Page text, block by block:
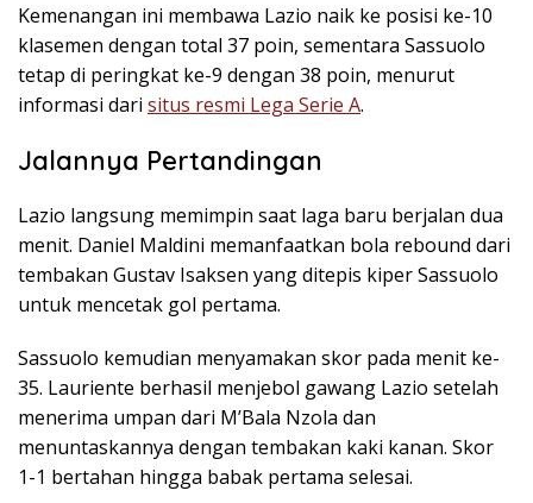
Kemenangan ini membawa Lazio naik ke posisi ke-10
klasemen dengan total 37 poin, sementara Sassuolo
tetap di peringkat ke-9 dengan 38 poin, menurut
informasi dari situs resmi Lega Serie A.
Jalannya Pertandingan
Lazio langsung memimpin saat laga baru berjalan dua
menit. Daniel Maldini memanfaatkan bola rebound dari
tembakan Gustav Isaksen yang ditepis kiper Sassuolo
untuk mencetak gol pertama.
Sassuolo kemudian menyamakan skor pada menit ke-
35. Lauriente berhasil menjebol gawang Lazio setelah
menerima umpan dari M’Bala Nzola dan
menuntaskannya dengan tembakan kaki kanan. Skor
1-1 bertahan hingga babak pertama selesai.